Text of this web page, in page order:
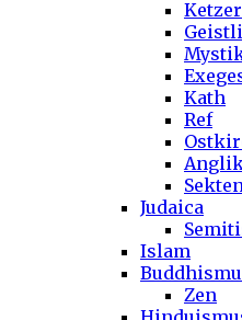
Ketzer
Kath
Ref
Judaica
Islam
Zen